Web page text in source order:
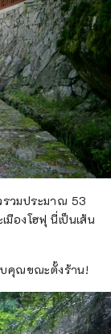
รวมประมาณ 53
มืองโฮฟุ นี่เป็นเส้น
บคุณขณะตั้งร้าน!